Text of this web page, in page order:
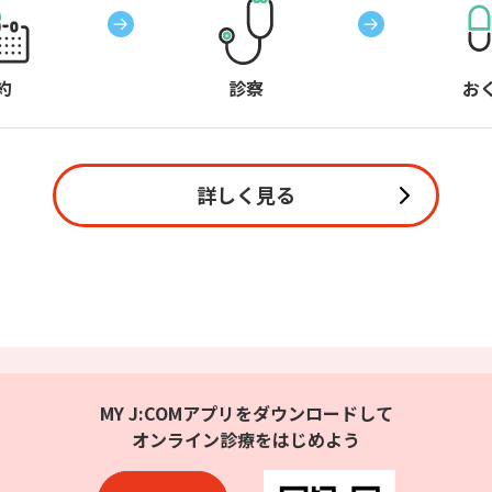
診察 お
詳しく見る
MY J:COMアプリをダウンロードして
オンライン診療をはじめよう